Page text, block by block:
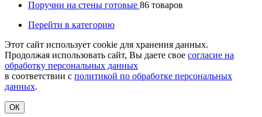
Поручни на стены готовые 86 товаров
Перейти в категорию
Этот сайт использует cookie для хранения данных.
Продолжая использовать сайт, Вы даете свое согласие на
обработку персональных данных
в соответствии с политикой по обработке персональных
данных.
ОК